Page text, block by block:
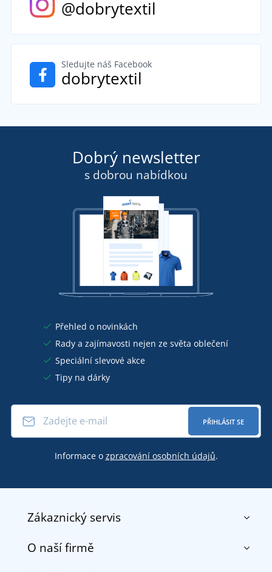
@dobrytextil
Sledujte náš Facebook
dobrytextil
Dobrý newsletter
s dobrou nabídkou
Přehled o novinkách
Rady a zajímavosti nejen ze světa oblečení
Speciální slevové akce
Tipy na dárky
PŘIHLÁSIT SE
Informace o zpracování osobních údajů.
Zákaznický servis
Kontakt
O naší firmě